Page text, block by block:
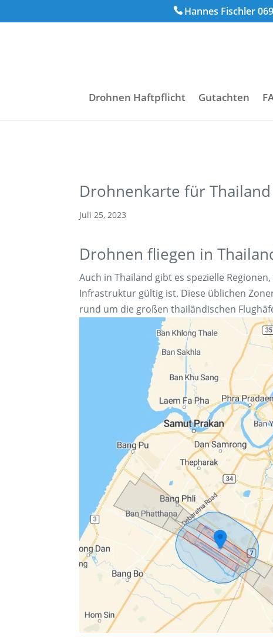
Hannes Fischler
Drohnen Haftpflicht Gutachten
Drohnenkarte für Thailand
Juli 25, 2023
Drohnen fliegen in
Auch in Thailand gibt es spezielle
Infrastruktur gültig ist. Diese üblichen
rund um die großen thailändischen